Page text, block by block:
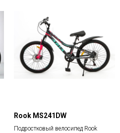
Rook MS241DW
Подростковый велосипед Rook